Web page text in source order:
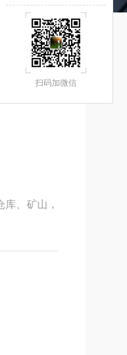
钢瓶电子秤 无
、矿山，
扫码加微信